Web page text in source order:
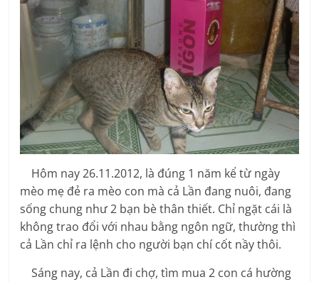
Hôm nay 26.11.2012, là đúng 1 năm kể từ ngày
mèo mẹ đẻ ra mèo con mà cả Lần đang nuôi, đang
sống chung như 2 bạn bè thân thiết. Chỉ ngặt cái là
không trao đổi với nhau bằng ngôn ngữ, thường thì
cả Lần chỉ ra lệnh cho người bạn chí cốt nầy thôi.
Sáng nay, cả Lần đi chợ, tìm mua 2 con cá hường